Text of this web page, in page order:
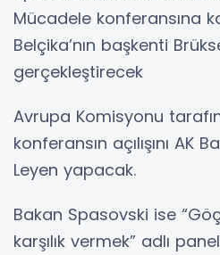
Mücadele konferansına
Belçika’nın başkenti
gerçekleştirecek
Avrupa Komisyonu
konferansın açılışını AK
Leyen yapacak.
Bakan Spasovski ise
karşılık vermek” adlı